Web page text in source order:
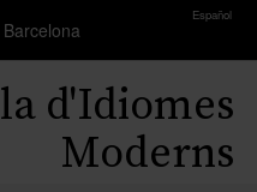
toolbar
Español
d'Idiomes
Moderns